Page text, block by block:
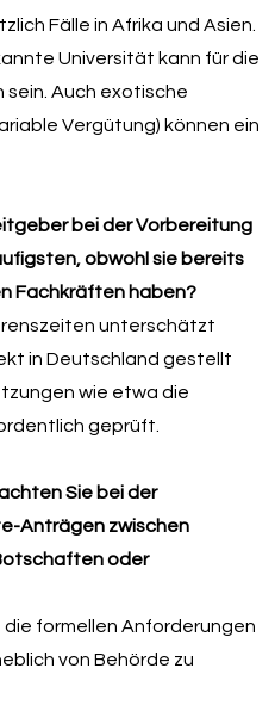
Fälle in Afrika und Asien.
Universität kann für die
Auch exotische
Vergütung) können ein
bei der Vorbereitung
obwohl sie bereits
Fachkräften haben?
unterschätzt
in Deutschland gestellt
wie etwa die
geprüft.
Sie bei der
Anträgen zwischen
oder
formellen Anforderungen
von Behörde zu